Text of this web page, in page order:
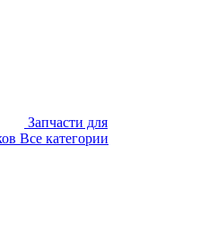
Запчасти для
Все категории